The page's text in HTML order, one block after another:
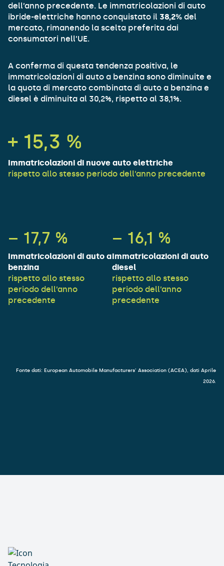
dell’anno precedente. Le immatricolazioni di auto
ibride-elettriche hanno conquistato il 38,2% del
mercato, rimanendo la scelta preferita dai
consumatori nell’UE.
A conferma di questa tendenza positiva, le
immatricolazioni di auto a benzina sono diminuite e
la quota di mercato combinata di auto a benzina e
diesel è diminuita al 30,2%, rispetto al 38,1%.
+ 15,3 %
Immatricolazioni di nuove auto elettriche
rispetto allo stesso periodo dell’anno precedente
– 17,7 %
Immatricolazioni di auto a
benzina
rispetto allo stesso
periodo dell’anno
precedente
– 16,1 %
Immatricolazioni di auto
diesel
rispetto allo stesso
periodo dell’anno
precedente
Fonte dati: European Automobile Manufacturers’ Association (ACEA), dati Aprile
2026.